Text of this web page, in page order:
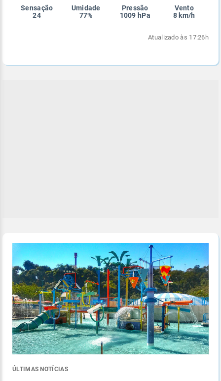
Sensação
24
Umidade
77%
Pressão
1009 hPa
Vento
8 km/h
Atualizado às 17:26h
ÚLTIMAS NOTÍCIAS
Enviar
Enviar
Enviar
Enviar
Enviar